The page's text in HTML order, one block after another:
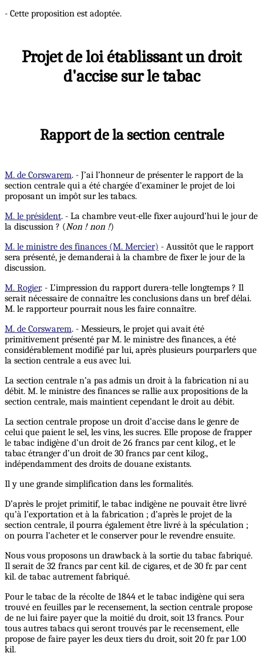
- Cette proposition est adoptée.
Projet de loi établissant un droit
d'accise sur le tabac
Rapport de la section centrale
M. de Corswarem. - J’ai l’honneur de présenter le rapport de la
section centrale qui a été chargée d’examiner le projet de loi
proposant un impôt sur les tabacs.
M. le président. - La chambre veut-elle fixer aujourd’hui le jour de
la discussion ? (Non ! non !)
M. le ministre des finances (M. Mercier) - Aussitôt que le rapport
sera présenté, je demanderai à la chambre de fixer le jour de la
discussion.
M. Rogier. - L’impression du rapport durera-telle longtemps ? Il
serait nécessaire de connaître les conclusions dans un bref délai.
M. le rapporteur pourrait nous les faire connaître.
M. de Corswarem. - Messieurs, le projet qui avait été
primitivement présenté par M. le ministre des finances, a été
considérablement modifié par lui, après plusieurs pourparlers que
la section centrale a eus avec lui.
La section centrale n’a pas admis un droit à la fabrication ni au
débit. M. le ministre des finances se rallie aux propositions de la
section centrale, mais maintient cependant le droit au débit.
La section centrale propose un droit d’accise dans le genre de
celui que paient le sel, les vins, les sucres. Elle propose de frapper
le tabac indigène d’un droit de 26 francs par cent kilog., et le
tabac étranger d’un droit de 30 francs par cent kilog.,
indépendamment des droits de douane existants.
Il y une grande simplification dans les formalités.
D’après le projet primitif, le tabac indigène ne pouvait être livré
qu’à l’exportation et à la fabrication ; d’après le projet de la
section centrale, il pourra également être livré à la spéculation ;
on pourra l’acheter et le conserver pour le revendre ensuite.
Nous vous proposons un drawback à la sortie du tabac fabriqué.
Il serait de 32 francs par cent kil. de cigares, et de 30 fr. par cent
kil. de tabac autrement fabriqué.
Pour le tabac de la récolte de 1844 et le tabac indigène qui sera
trouvé en feuilles par le recensement, la section centrale propose
de ne lui faire payer que la moitié du droit, soit 13 francs. Pour
tous autres tabacs qui seront trouvés par le recensement, elle
propose de faire payer les deux tiers du droit, soit 20 fr. par 1.00
kil.